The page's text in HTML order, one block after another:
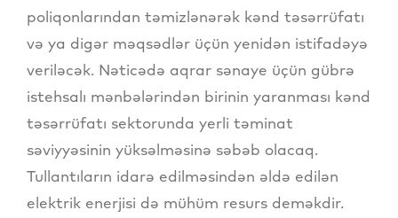
poliqonlarından təmizlənərək kənd təsərrüfatı
və ya digər məqsədlər üçün yenidən istifadəyə
veriləcək. Nəticədə aqrar sənaye üçün gübrə
istehsalı mənbələrindən birinin yaranması kənd
təsərrüfatı sektorunda yerli təminat
səviyyəsinin yüksəlməsinə səbəb olacaq.
Tullantıların idarə edilməsindən əldə edilən
elektrik enerjisi də mühüm resurs deməkdir.